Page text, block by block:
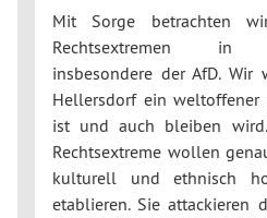
Mit Sorge betrachten
Rechtsextremen in
insbesondere der AfD. Wir
Hellersdorf ein
ist und auch bleiben
Rechtsextreme wollen
kulturell und ethnisch
etablieren. Sie attackieren